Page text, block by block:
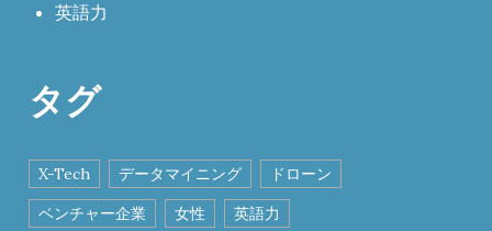
英語力
タグ
X-Tech データマイニング
ドローン
ベンチャー企業
女性 英語力